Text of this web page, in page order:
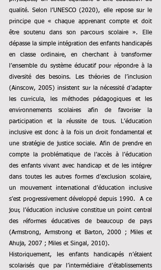
qualité. Selon l’UNESCO (2020), elle repose sur le
principe que « chaque apprenant compte et doit
être soutenu dans son parcours scolaire ». Elle
dépasse la simple intégration des enfants handicapés
en classe ordinaire, en cherchant à transformer
l’ensemble du système éducatif pour répondre à la
diversité des besoins. Les théories de l’inclusion
(Ainscow, 2005) insistent sur la nécessité d’adapter
les curricula, les méthodes pédagogiques et les
environnements scolaires afin de favoriser la
participation et la réussite de tous. L’éducation
inclusive est donc à la fois un droit fondamental et
une stratégie de justice sociale. Afin de prendre en
compte la problématique de l’accès à l’éducation
des enfants vivant avec handicap et de les intégrer
dans toutes les autres formes d’exclusion scolaire,
un mouvement international d’éducation inclusive
s’est progressivement développé depuis 1990.
A ce
jour, l’éducation inclusive constitue un point central
des réformes éducatives de beaucoup de pays
(Armstrong, Armstrong et Barton, 2000 ; Miles et
Ahuja, 2007 ; Miles et Singal, 2010).
Historiquement, les enfants handicapés n’étaient
scolarisés que par l’intermédiaire d’établissements